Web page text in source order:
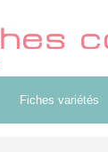
Fiches variétés